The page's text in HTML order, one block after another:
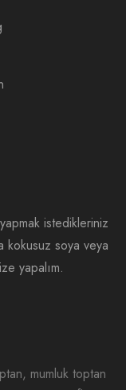
istedikleriniz
kokusuz soya veya
yapalım.
mumluk toptan